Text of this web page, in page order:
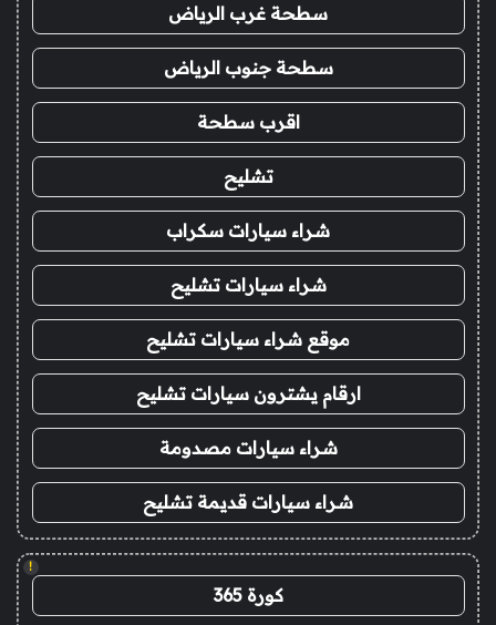
سطحة غرب الرياض
سطحة جنوب الرياض
اقرب سطحة
تشليح
شراء سيارات سكراب
شراء سيارات تشليح
موقع شراء سيارات تشليح
ارقام يشترون سيارات تشليح
شراء سيارات مصدومة
شراء سيارات قديمة تشليح
!
كورة 365